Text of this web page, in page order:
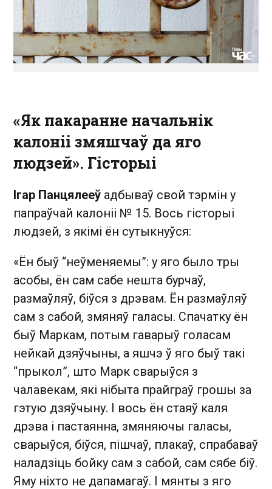
«Як пакаранне начальнік
калоніі змяшчаў да яго
людзей». Гісторыі
Ігар Панцялееў адбываў свой тэрмін у
папраўчай калоніі № 15. Вось гісторыі
людзей, з якімі ён сутыкнуўся:
«Ён быў “неўменяемы”: у яго было тры
асобы, ён сам сабе нешта бурчаў,
размаўляў, біўся з дрэвам. Ён размаўляў
сам з сабой, змяняў галасы. Спачатку ён
быў Маркам, потым гаварыў голасам
нейкай дзяўчыны, а яшчэ ў яго быў такі
“прыкол”, што Марк сварыўся з
чалавекам, які нібыта прайграў грошы за
гэтую дзяўчыну. І вось ён стаяў каля
дрэва і пастаянна, змяняючы галасы,
сварыўся, біўся, пішчаў, плакаў, спрабаваў
наладзіць бойку сам з сабой, сам сябе біў.
Яму ніхто не дапамагаў. І мянты з яго